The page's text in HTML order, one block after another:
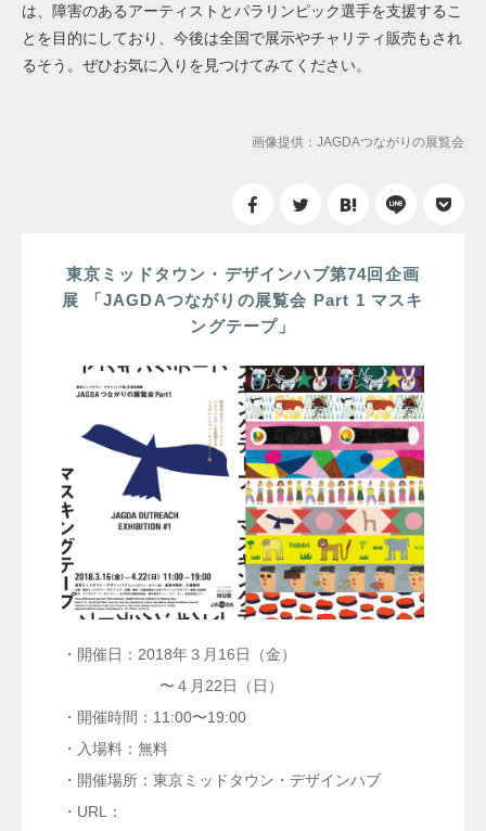
は、障害のあるアーティストとパラリンピック選手を支援するこ
とを目的にしており、今後は全国で展示やチャリティ販売もされ
るそう。ぜひお気に入りを見つけてみてください。
画像提供：JAGDAつながりの展覧会
東京ミッドタウン・デザインハブ第74回企画
展 「JAGDAつながりの展覧会 Part 1 マスキ
ングテープ」
・開催日：2018年３月16日（金）
〜４月22日（日）
・開催時間：11:00〜19:00
・入場料：無料
・開催場所：東京ミッドタウン・デザインハブ
・URL：